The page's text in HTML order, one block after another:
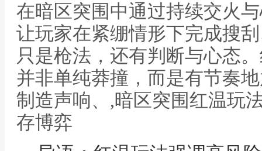
在暗区突围中通过持续交火
让玩家在紧绷情形下完成搜
只是枪法，还有判断与心态
并非单纯莽撞，而是有节奏
制造声响、,暗区突围红温玩
存博弈